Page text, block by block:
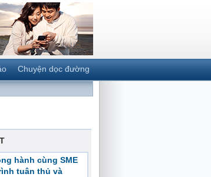
Chuyện dọc đường
hành cùng SME
tuân thủ và